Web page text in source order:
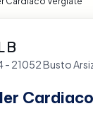
B
- 21052 Busto
Cardiaco